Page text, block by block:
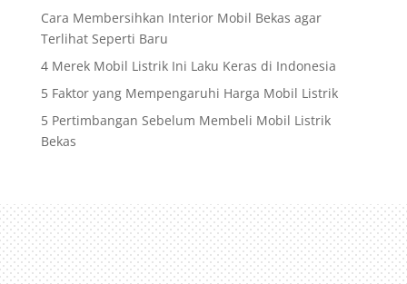
Cara Membersihkan Interior Mobil Bekas agar
Terlihat Seperti Baru
4 Merek Mobil Listrik Ini Laku Keras di Indonesia
5 Faktor yang Mempengaruhi Harga Mobil Listrik
5 Pertimbangan Sebelum Membeli Mobil Listrik
Bekas